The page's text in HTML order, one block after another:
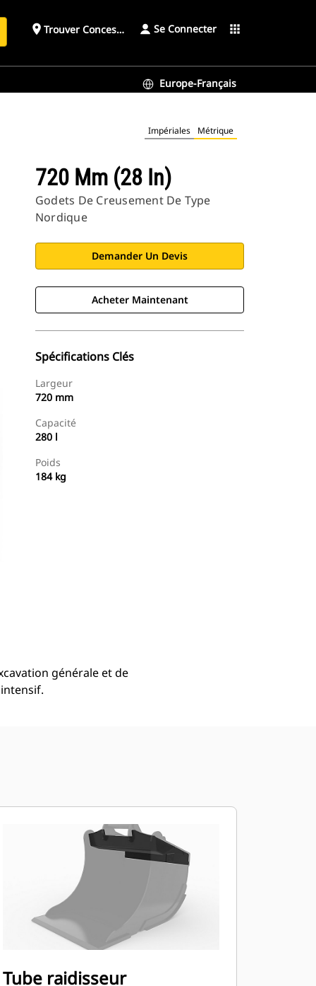
place Trouver ConcessionnaireSe Connecter apps
Europe-Français
Impériales Métrique
720 Mm (28 In)
Godets De Creusement De Type
Nordique
Demander Un Devis
Acheter Maintenant
Spécifications Clés
Largeur
720 mm
Capacité
280 l
Poids
184 kg
générale et de
Tube raidisseur